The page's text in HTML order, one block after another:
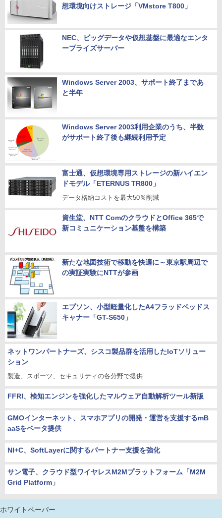
想環境向けストレージ「VMstore T800」
NEC、ビッグデータや仮想基盤に最適なエンタ
ープライズサーバー
Windows Server 2003、サポート終了まであ
と半年
Windows Server 2003利用企業のうち、半数
がサポート終了後も継続利用予定
富士通、仮想環境専用ストレージの新ハイエン
ドモデル「ETERNUS TR800」
データ格納コストを最大50％削減
資生堂、NTT ComのクラウドとOffice 365で
新コミュニケーション基盤を構築
新たな地図技術で移動を快適に～東京駅周辺で
の実証実験にNTTが参画
エプソン、小型軽量化したA4フラッドベッドス
キャナー「GT-S650」
ネットワンパートナーズ、シスコ製品群を活用したIoTソリュー
ション
製造、スポーツ、セキュリティの各分野で提供
FFRI、検知エンジンを強化したマルウェア自動解析ツール新版
GMOインターネット、スマホアプリの開発・運営を支援するmB
aaSをベータ提供
NI+C、SoftLayerに関するパートナー支援を強化
サン電子、クラウド型ワイヤレスM2Mプラットフォーム「M2M
Grid Platform」
ホワイトペーパー